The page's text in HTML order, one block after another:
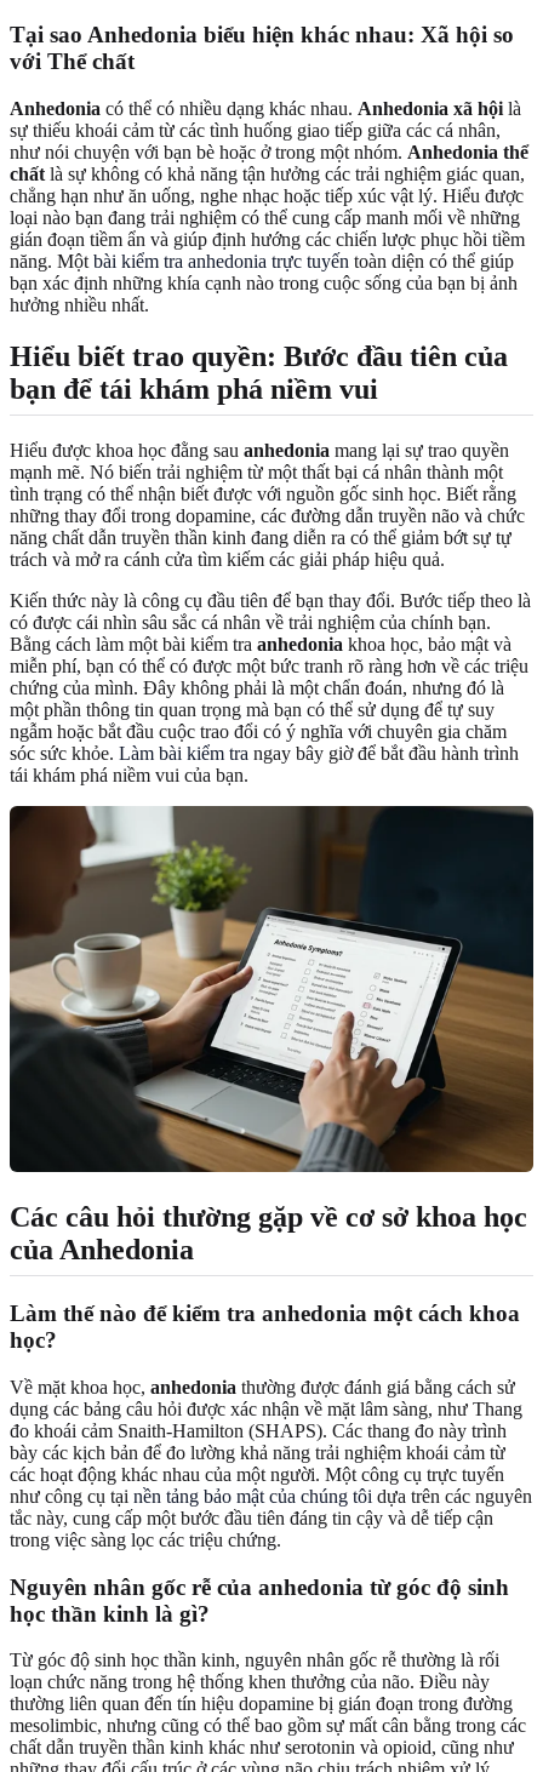
Tại sao Anhedonia biểu hiện khác nhau: Xã hội so
với Thể chất
Anhedonia có thể có nhiều dạng khác nhau. Anhedonia xã hội là
sự thiếu khoái cảm từ các tình huống giao tiếp giữa các cá nhân,
như nói chuyện với bạn bè hoặc ở trong một nhóm. Anhedonia thể
chất là sự không có khả năng tận hưởng các trải nghiệm giác quan,
chẳng hạn như ăn uống, nghe nhạc hoặc tiếp xúc vật lý. Hiểu được
loại nào bạn đang trải nghiệm có thể cung cấp manh mối về những
gián đoạn tiềm ẩn và giúp định hướng các chiến lược phục hồi tiềm
năng. Một bài kiểm tra anhedonia trực tuyến toàn diện có thể giúp
bạn xác định những khía cạnh nào trong cuộc sống của bạn bị ảnh
hưởng nhiều nhất.
Hiểu biết trao quyền: Bước đầu tiên của
bạn để tái khám phá niềm vui
Hiểu được khoa học đằng sau anhedonia mang lại sự trao quyền
mạnh mẽ. Nó biến trải nghiệm từ một thất bại cá nhân thành một
tình trạng có thể nhận biết được với nguồn gốc sinh học. Biết rằng
những thay đổi trong dopamine, các đường dẫn truyền não và chức
năng chất dẫn truyền thần kinh đang diễn ra có thể giảm bớt sự tự
trách và mở ra cánh cửa tìm kiếm các giải pháp hiệu quả.
Kiến thức này là công cụ đầu tiên để bạn thay đổi. Bước tiếp theo là
có được cái nhìn sâu sắc cá nhân về trải nghiệm của chính bạn.
Bằng cách làm một bài kiểm tra anhedonia khoa học, bảo mật và
miễn phí, bạn có thể có được một bức tranh rõ ràng hơn về các triệu
chứng của mình. Đây không phải là một chẩn đoán, nhưng đó là
một phần thông tin quan trọng mà bạn có thể sử dụng để tự suy
ngẫm hoặc bắt đầu cuộc trao đổi có ý nghĩa với chuyên gia chăm
sóc sức khỏe. Làm bài kiểm tra ngay bây giờ để bắt đầu hành trình
tái khám phá niềm vui của bạn.
Các câu hỏi thường gặp về cơ sở khoa học
của Anhedonia
Làm thế nào để kiểm tra anhedonia một cách khoa
học?
Về mặt khoa học, anhedonia thường được đánh giá bằng cách sử
dụng các bảng câu hỏi được xác nhận về mặt lâm sàng, như Thang
đo khoái cảm Snaith-Hamilton (SHAPS). Các thang đo này trình
bày các kịch bản để đo lường khả năng trải nghiệm khoái cảm từ
các hoạt động khác nhau của một người. Một công cụ trực tuyến
như công cụ tại nền tảng bảo mật của chúng tôi dựa trên các nguyên
tắc này, cung cấp một bước đầu tiên đáng tin cậy và dễ tiếp cận
trong việc sàng lọc các triệu chứng.
Nguyên nhân gốc rễ của anhedonia từ góc độ sinh
học thần kinh là gì?
Từ góc độ sinh học thần kinh, nguyên nhân gốc rễ thường là rối
loạn chức năng trong hệ thống khen thưởng của não. Điều này
thường liên quan đến tín hiệu dopamine bị gián đoạn trong đường
mesolimbic, nhưng cũng có thể bao gồm sự mất cân bằng trong các
chất dẫn truyền thần kinh khác như serotonin và opioid, cũng như